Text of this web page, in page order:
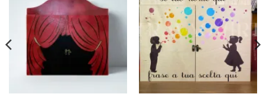
Aggiungi
alla lista
desideri
Aggiungi
alla lista
dei